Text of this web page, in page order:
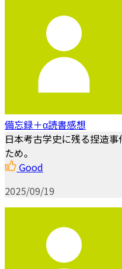
備忘録＋α読書感想
日本考古学史に残る捏造
ため。
Good
2025/09/19